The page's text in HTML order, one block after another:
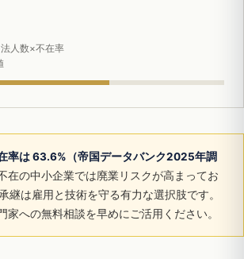
人数×不在率
率は 63.6%（帝国データバンク2025年調
在の中小企業では廃業リスクが高まってお
継は雇用と技術を守る有力な選択肢です。
家への無料相談を早めにご活用ください。